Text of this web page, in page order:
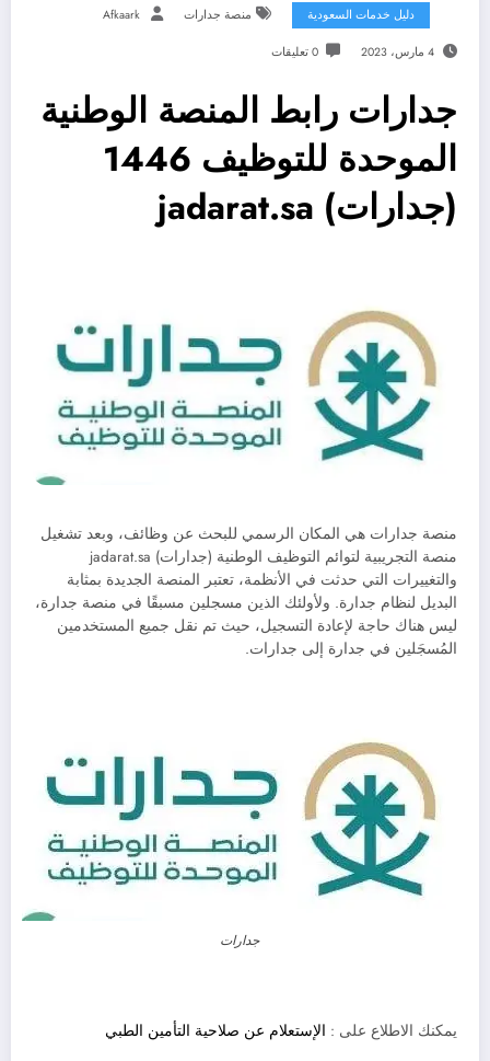
دليل خدمات السعودية منصة جدارات Afkaark
4 مارس، 2023 0 تعليقات
جدارات رابط المنصة الوطنية
الموحدة للتوظيف 1446
(جدارات) jadarat.sa
منصة جدارات هي المكان الرسمي للبحث عن وظائف، وبعد تشغيل
منصة التجريبية لتوائم التوظيف الوطنية (جدارات) jadarat.sa
والتغييرات التي حدثت في الأنظمة، تعتبر المنصة الجديدة بمثابة
البديل لنظام جدارة. ولأولئك الذين مسجلين مسبقًا في منصة جدارة،
ليس هناك حاجة لإعادة التسجيل، حيث تم نقل جميع المستخدمين
المُسجَلين في جدارة إلى جدارات.
جدارات
يمكنك الاطلاع على : الإستعلام عن صلاحية التأمين الطبي